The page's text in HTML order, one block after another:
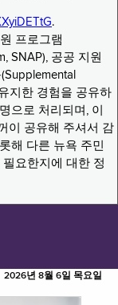
.
프로그램
SNAP), 공공 지원
지한 경험을 공유하
으로 처리되며, 이
이 공유해 주셔서 감
해 다른 뉴욕 주민
요한지에 대한 정
2026년 8월 6일 목요일